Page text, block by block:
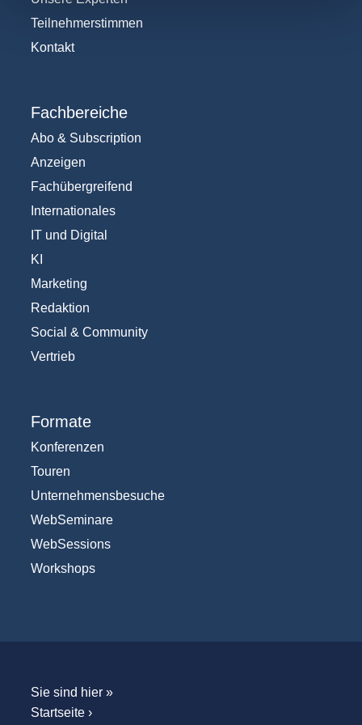
Teilnehmerstimmen
Kontakt
Fachbereiche
Abo & Subscription
Anzeigen
Fachübergreifend
Internationales
IT und Digital
KI
Marketing
Redaktion
Social & Community
Vertrieb
Formate
Konferenzen
Touren
Unternehmensbesuche
WebSeminare
WebSessions
Workshops
Sie sind hier »
Startseite›